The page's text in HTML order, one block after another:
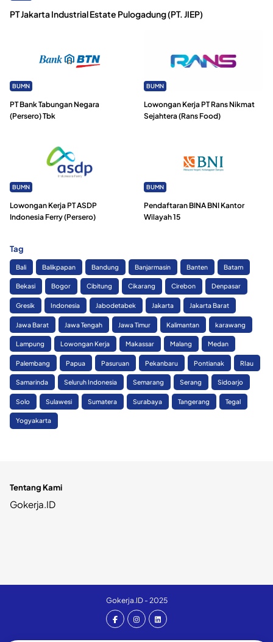
PT Jakarta Industrial Estate Pulogadung (PT. JIEP)
BUMN
PT Bank Tabungan Negara
(Persero) Tbk
BUMN
Lowongan Kerja PT Rans Nikmat
Sejahtera (Rans Food)
BUMN
Lowongan Kerja PT ASDP
Indonesia Ferry (Persero)
BUMN
Pendaftaran BINA BNI Kantor
Wilayah 15
Tag
Bali Balikpapan Bandung Banjarmasin Banten Batam
Bekasi Bogor Cibitung Cikarang Cirebon Denpasar
Gresik Indonesia Jabodetabek Jakarta Jakarta Barat
Jawa Barat Jawa Tengah Jawa Timur Kalimantan karawang
Lampung Lowongan Kerja Makassar Malang Medan
Palembang Papua Pasuruan Pekanbaru Pontianak RIau
Samarinda Seluruh Indonesia Semarang Serang Sidoarjo
Solo Sulawesi Sumatera Surabaya Tangerang Tegal
Yogyakarta
Tentang Kami
Gokerja.ID
Gokerja.ID - 2025